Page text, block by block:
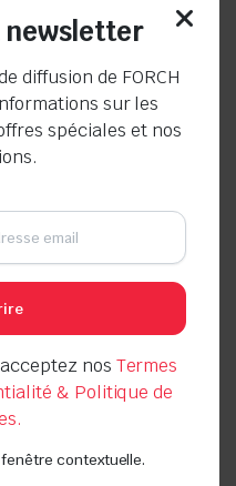
surfaces
newsletter
diffusion de FORCH
sur les
spéciales et nos
nos Termes
& Politique de
contextuelle.